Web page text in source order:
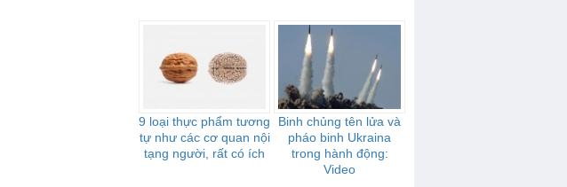
9 loại thực phẩm tương
tự như các cơ quan nội
tạng người, rất có ích
Binh chủng tên lửa và
pháo binh Ukraina
trong hành động:
Video